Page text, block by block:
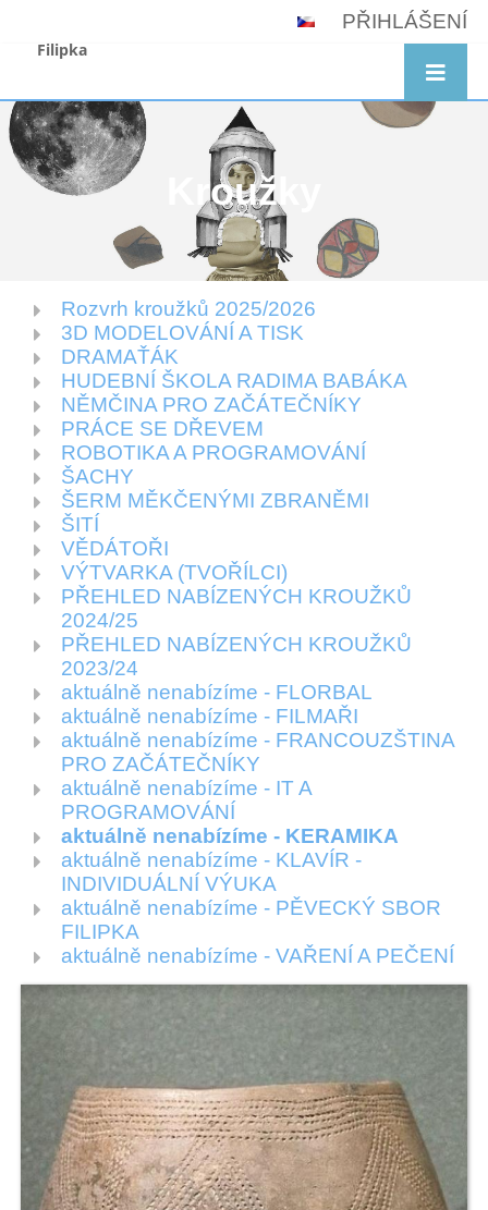
PŘIHLÁŠENÍ
Filipka
Kroužky
Kroužky
Rozvrh kroužků 2025/2026
3D MODELOVÁNÍ A TISK
DRAMAŤÁK
HUDEBNÍ ŠKOLA RADIMA BABÁKA
NĚMČINA PRO ZAČÁTEČNÍKY
PRÁCE SE DŘEVEM
ROBOTIKA A PROGRAMOVÁNÍ
ŠACHY
ŠERM MĚKČENÝMI ZBRANĚMI
ŠITÍ
VĚDÁTOŘI
VÝTVARKA (TVOŘÍLCI)
PŘEHLED NABÍZENÝCH KROUŽKŮ
2024/25
PŘEHLED NABÍZENÝCH KROUŽKŮ
2023/24
aktuálně nenabízíme - FLORBAL
aktuálně nenabízíme - FILMAŘI
aktuálně nenabízíme - FRANCOUZŠTINA
PRO ZAČÁTEČNÍKY
aktuálně nenabízíme - IT A
PROGRAMOVÁNÍ
aktuálně nenabízíme - KERAMIKA
aktuálně nenabízíme - KLAVÍR -
INDIVIDUÁLNÍ VÝUKA
aktuálně nenabízíme - PĚVECKÝ SBOR
FILIPKA
aktuálně nenabízíme - VAŘENÍ A PEČENÍ